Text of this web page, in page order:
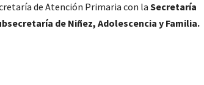
de Atención Primaria con laSecretaría
de Niñez, Adolescencia y Familia.